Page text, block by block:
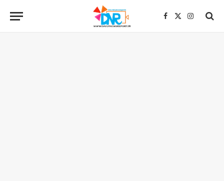
Facebook
X